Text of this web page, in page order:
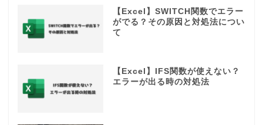
【Excel】SWITCH関数でエラー
がでる？その原因と対処法につい
て
【Excel】IFS関数が使えない？
エラーが出る時の対処法